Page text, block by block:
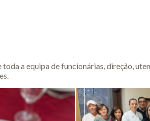
a equipa de funcionárias, direção,